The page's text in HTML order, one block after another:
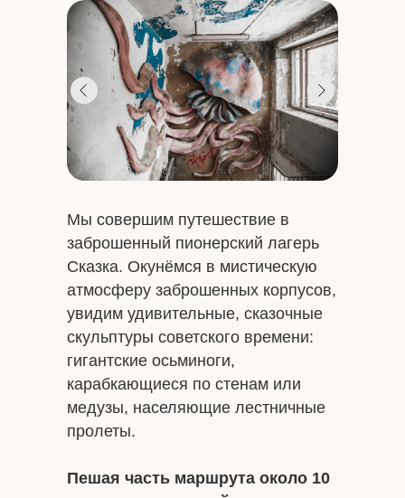
Мы совершим путешествие в
заброшенный пионерский лагерь
Сказка. Окунёмся в мистическую
атмосферу заброшенных корпусов,
увидим удивительные, сказочные
скульптуры советского времени:
гигантские осьминоги,
карабкающиеся по стенам или
медузы, населяющие лестничные
пролеты.
Пешая часть маршрута около 10